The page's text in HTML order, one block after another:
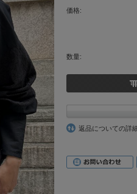
価格:
数量:
返品についての詳